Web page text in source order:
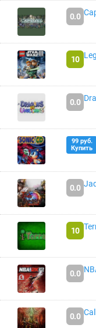
0.0
10
0.0
99 руб.
Купить
0.0
10
0.0
0.0